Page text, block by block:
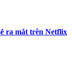
ra mắt trên Netflix